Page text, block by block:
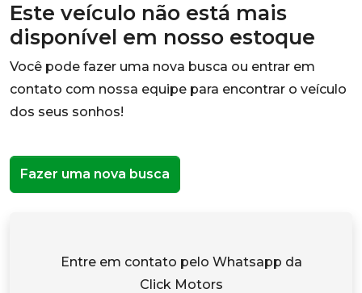
Este veículo não está mais
disponível em nosso estoque
Você pode fazer uma nova busca ou entrar em
contato com nossa equipe para encontrar o veículo
dos seus sonhos!
Fazer uma nova busca
Entre em contato pelo Whatsapp da
Click Motors